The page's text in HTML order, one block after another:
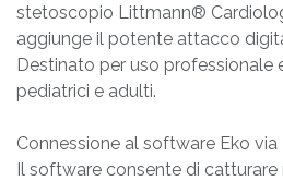
stetoscopio Littmann®
aggiunge il potente attacco
Destinato per uso professionale
pediatrici e adulti.
Connessione al software Eko
Il software consente di catturare